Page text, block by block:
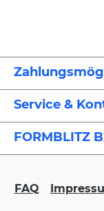
Service &
FORMBLITZ
FAQ